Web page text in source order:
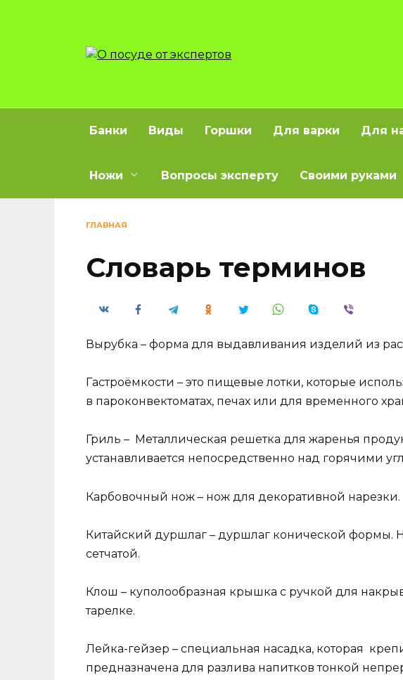
Банки Виды Горшки Для варки Для
Ножи Вопросы эксперту Своими руками
ГЛАВНАЯ
Словарь терминов
Вырубка – форма для выдавливания изделий из
Гастроёмкости – это пищевые лотки, которые
в пароконвектоматах, печах или для временного
Гриль – Металлическая решетка для жаренья
устанавливается непосредственно над горячими
Карбовочный нож – нож для декоративной нарезки.
Китайский дуршлаг – дуршлаг конической формы.
сетчатой.
Клош – куполообразная крышка с ручкой для
тарелке.
Лейка-гейзер – специальная насадка, которая
предназначена для разлива напитков тонкой